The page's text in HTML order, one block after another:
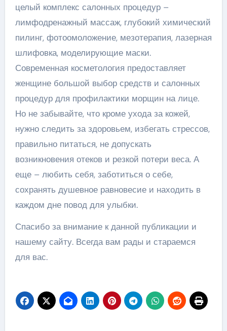
целый комплекс салонных процедур –
лимфодренажный массаж, глубокий химический
пилинг, фотоомоложение, мезотерапия, лазерная
шлифовка, моделирующие маски.
Современная косметология предоставляет
женщине большой выбор средств и салонных
процедур для профилактики морщин на лице.
Но не забывайте, что кроме ухода за кожей,
нужно следить за здоровьем, избегать стрессов,
правильно питаться, не допускать
возникновения отеков и резкой потери веса. А
еще – любить себя, заботиться о себе,
сохранять душевное равновесие и находить в
каждом дне повод для улыбки.
Спасибо за внимание к данной публикации и
нашему сайту. Всегда вам рады и стараемся
для вас.